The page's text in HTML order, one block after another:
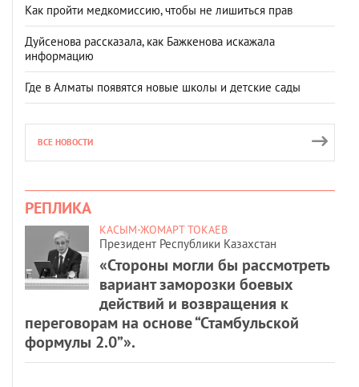
Как пройти медкомиссию, чтобы не лишиться прав
Дуйсенова рассказала, как Бажкенова искажала
информацию
Где в Алматы появятся новые школы и детские сады
ВСЕ НОВОСТИ
РЕПЛИКА
КАСЫМ-ЖОМАРТ ТОКАЕВ
Президент Республики Казахстан
«Стороны могли бы рассмотреть
вариант заморозки боевых
действий и возвращения к
переговорам на основе “Стамбульской
формулы 2.0”».